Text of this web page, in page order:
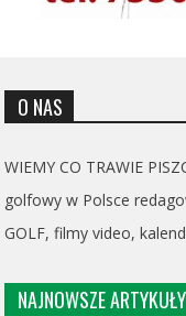
O NAS
WIEMY CO TRAWIE
golfowy w Polsce
GOLF, filmy video,
NAJNOWSZE ARTYKUŁY